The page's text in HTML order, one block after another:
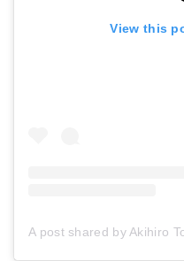
View this
A post shared by Akihiro